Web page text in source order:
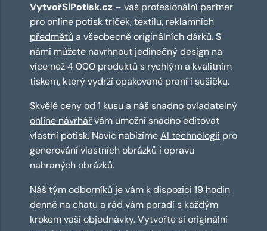
VytvořSiPotisk.cz – váš profesionální partner
pro online potisk triček,textilu, reklamních
předmětů a všeobecně originálních dárků. S
námi můžete navrhnout jedinečný design na
více než 4 000 produktů s rychlým a kvalitním
tiskem, který vydrží opakované praní i sušičku.
Skvělé ceny od 1 kusu a náš snadno ovladatelný
online návrhářvám umožní snadno editovat
vlastní potisk. Navíc nabízímeAI technologii pro
generování vlastních obrázků i opravu
nahraných obrázků.
Náš tým odborníků je vám k dispozici 19 hodin
denně na chatu a rád vám poradí s každým
krokem vaší objednávky. Vytvořte si originální